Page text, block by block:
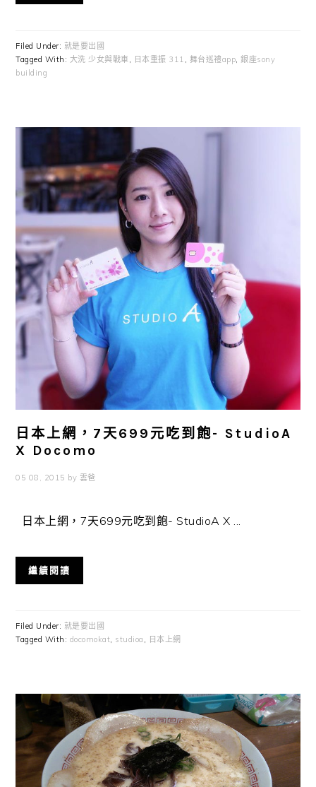
Filed Under: 就是要出國
Tagged With: 大洗 少女與戰車, 日本重振 311 , 舞台巡禮app,銀座sony
building
日本上網，7天699元吃到飽- StudioA
X Docomo
05 08, 2015 by 雲爸
日本上網，7天699元吃到飽- StudioA X ...
繼續閱讀
Filed Under: 就是要出國
Tagged With: docomokat, studioa , 日本上網